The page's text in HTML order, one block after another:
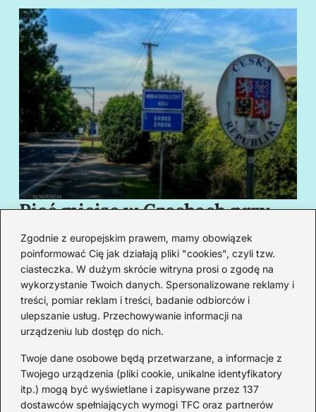
Zgodnie z europejskim prawem, mamy obowiązek
poinformować Cię jak działają pliki "cookies", czyli tzw.
ciasteczka. W dużym skrócie witryna prosi o zgodę na
wykorzystanie Twoich danych. Spersonalizowane reklamy i
treści, pomiar reklam i treści, badanie odbiorców i
ulepszanie usług. Przechowywanie informacji na
urządzeniu lub dostęp do nich.
Twoje dane osobowe będą przetwarzane, a informacje z
Twojego urządzenia (pliki cookie, unikalne identyfikatory
itp.) mogą być wyświetlane i zapisywane przez 137
dostawców spełniających wymogi TFC oraz partnerów
Pięć miejsc w Czechach przy
granicy, które cię oczarują
swoim urokiem
Redakcja
Od lat podróżuję, by poznawać świat z bliska – nie tylko
przez pryzmat zabytków, ale przede wszystkim ludzi,
smaków i codzienności.
Redakcja: Michalina Staszic